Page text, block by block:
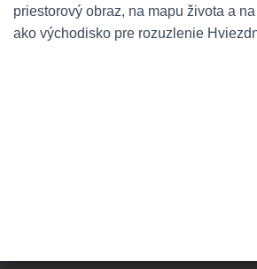
priestorový obraz, na mapu života a
ako východisko pre rozuzlenie